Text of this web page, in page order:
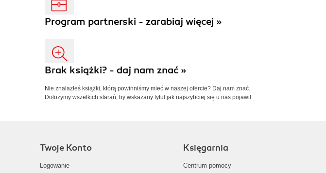
Program partnerski - zarabiaj więcej »
Brak książki? - daj nam znać »
Nie znalazłeś książki, którą powinniśmy mieć w naszej ofercie? Daj nam znać.
Dołożymy wszelkich starań, by wskazany tytuł jak najszybciej się u nas pojawił.
Twoje Konto
Logowanie
Księgarnia
Centrum pomocy